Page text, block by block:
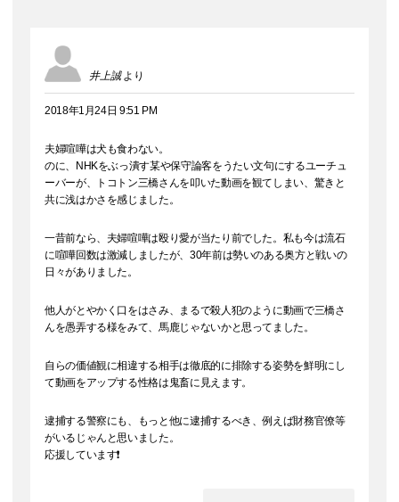
井上誠 より
2018年1月24日 9:51 PM
夫婦喧嘩は犬も食わない。
のに、NHKをぶっ潰す某や保守論客をうたい文句にするユーチュ
ーバーが、トコトン三橋さんを叩いた動画を観てしまい、驚きと
共に浅はかさを感じました。
一昔前なら、夫婦喧嘩は殴り愛が当たり前でした。私も今は流石
に喧嘩回数は激減しましたが、30年前は勢いのある奥方と戦いの
日々がありました。
他人がとやかく口をはさみ、まるで殺人犯のように動画で三橋さ
んを愚弄する様をみて、馬鹿じゃないかと思ってました。
自らの価値観に相違する相手は徹底的に排除する姿勢を鮮明にし
て動画をアップする性格は鬼畜に見えます。
逮捕する警察にも、もっと他に逮捕するべき、例えば財務官僚等
がいるじゃんと思いました。
応援しています❗